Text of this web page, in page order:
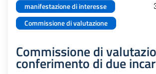
manifestazione di interesse
Commissione di valutazione
Commissione di
conferimento di due